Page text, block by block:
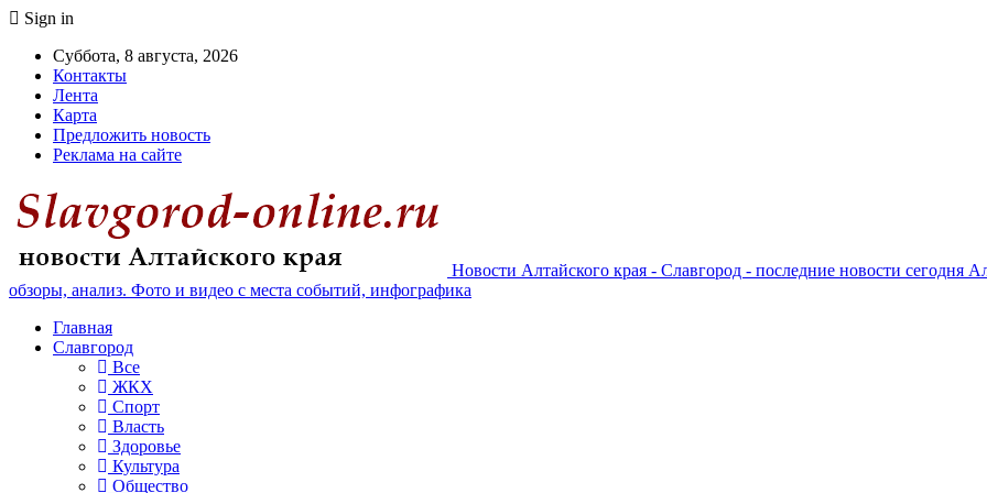
Sign in
Суббота, 8 августа, 2026
Контакты
Лента
Карта
Предложить новость
Реклама на сайте
Новости Алтайского края - Славгород - последние новости сегодня
обзоры, анализ. Фото и видео с места событий, инфографика
Главная
Славгород
Все
ЖКХ
Спорт
Власть
Здоровье
Культура
Общество